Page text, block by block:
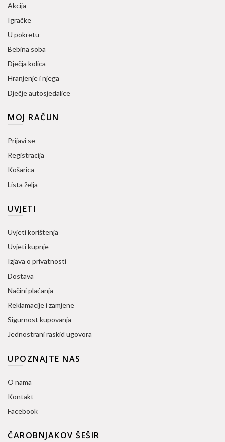
Akcija
Igračke
U pokretu
Bebina soba
Dječja kolica
Hranjenje i njega
Dječje autosjedalice
MOJ RAČUN
Prijavi se
Registracija
Košarica
Lista želja
UVJETI
Uvjeti korištenja
Uvjeti kupnje
Izjava o privatnosti
Dostava
Načini plaćanja
Reklamacije i zamjene
Sigurnost kupovanja
Jednostrani raskid ugovora
UPOZNAJTE NAS
O nama
Kontakt
Facebook
ČAROBNJAKOV ŠEŠIR